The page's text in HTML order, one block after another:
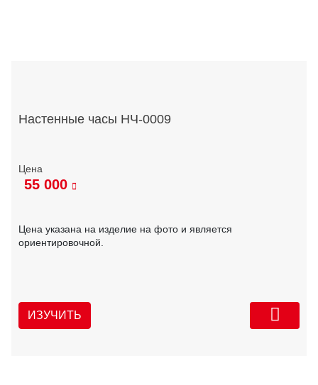
Настенные часы НЧ-0009
55 000
Цена указана на изделие на фото и является
ориентировочной.
ИЗУЧИТЬ